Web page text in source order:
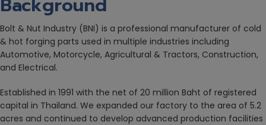
Bolt & Nut Industry (BNI) is a professional manufacturer of cold
& hot forging parts used in multiple industries including
Automotive, Motorcycle, Agricultural & Tractors, Construction,
and Electrical.
Established in 1991 with the net of 20 million Baht of registered
capital in Thailand. We expanded our factory to the area of 5.2
acres and continued to develop advanced production facilities